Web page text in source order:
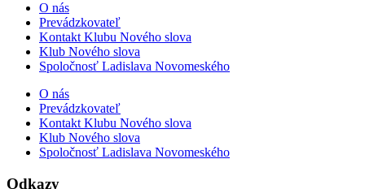
O nás
Prevádzkovateľ
Kontakt Klubu Nového slova
Klub Nového slova
Spoločnosť Ladislava Novomeského
O nás
Prevádzkovateľ
Kontakt Klubu Nového slova
Klub Nového slova
Spoločnosť Ladislava Novomeského
Odkazy